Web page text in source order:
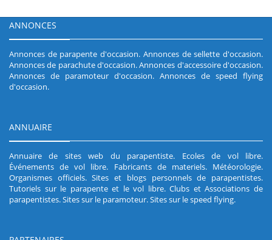
ANNONCES
Annonces de parapente d'occasion. Annonces de sellette d'occasion.
Annonces de parachute d'occasion.Annonces d'accessoire d'occasion.
Annonces de paramoteur d'occasion. Annonces de speed flying
d'occasion.
ANNUAIRE
Annuaire de sites web du parapentiste. Ecoles de vol libre.
Événements de vol libre. Fabricants de materiels. Météorologie.
Organismes officiels.Sites et blogs personnels de parapentistes.
Tutoriels sur le parapente et le vol libre.Clubs et Associations de
parapentistes.Sites sur le paramoteur.Sites sur le speed flying.